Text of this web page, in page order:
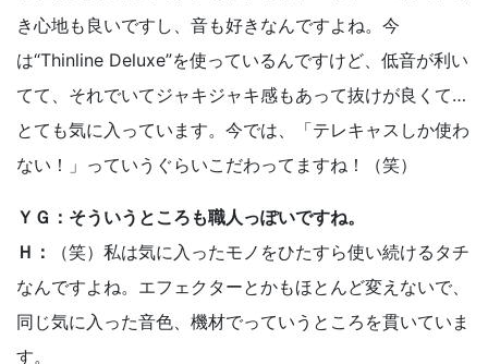
き心地も良いですし、音も好きなんですよね。今
は“Thinline Deluxe”を使っているんですけど、低音が利い
てて、それでいてジャキジャキ感もあって抜けが良くて…
とても気に入っています。今では、「テレキャスしか使わ
ない！」っていうぐらいこだわってますね！（笑）
ＹＧ：そういうところも職人っぽいですね。
Ｈ：
（笑）私は気に入ったモノをひたすら使い続けるタチ
なんですよね。エフェクターとかもほとんど変えないで、
同じ気に入った音色、機材でっていうところを貫いていま
す。